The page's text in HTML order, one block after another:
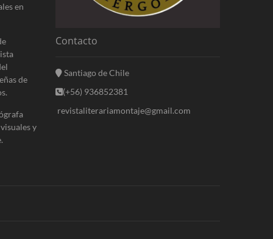
en
de
y
Contacto
Santiago de Chile
(+56) 936852381
revistaliterariamontaje@gmail.com